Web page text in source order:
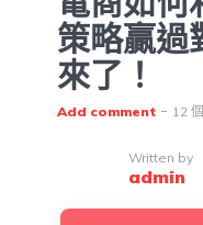
策略贏過
來了！
Add comment 12
Written by
admin